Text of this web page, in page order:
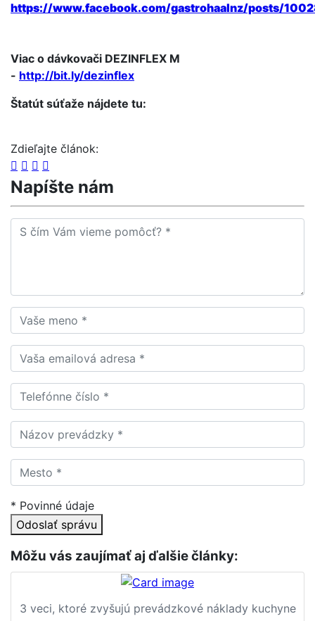
https://www.facebook.com/gastrohaalnz/posts/
Viac o dávkovači DEZINFLEX M
- http://bit.ly/dezinflex
Štatút súťaže nájdete tu:
Zdieľajte článok:
Napíšte nám
* Povinné údaje
Odoslať správu
Môžu vás zaujímať aj ďalšie články:
3 veci, ktoré zvyšujú prevádzkové náklady kuchyne